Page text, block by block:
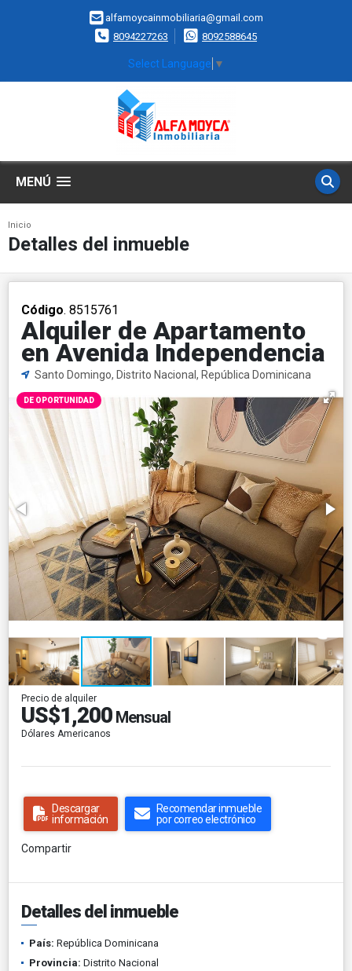
alfamoycainmobiliaria@gmail.com
8094227263
8092588645
Select Language ▼
MENÚ
Inicio
Detalles del inmueble
Código. 8515761
Alquiler de Apartamento
en Avenida Independencia
Santo Domingo, Distrito Nacional, República Dominicana
DE OPORTUNIDAD
Precio de alquiler
US$1,200 Mensual
Dólares Americanos
Descargar
información
Recomendar inmueble
por correo electrónico
Compartir
Detalles del inmueble
País: República Dominicana
Provincia: Distrito Nacional